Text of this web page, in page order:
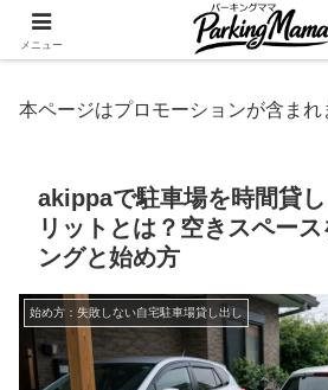
✨空き家・自宅の駐車場を貸し
本ページはプロモーションが含まれ
akippaで駐車場を時間貸
リットとは？空きスペー
ングと始め方
始め方：失敗しない自宅駐車場貸し出し
メニュー